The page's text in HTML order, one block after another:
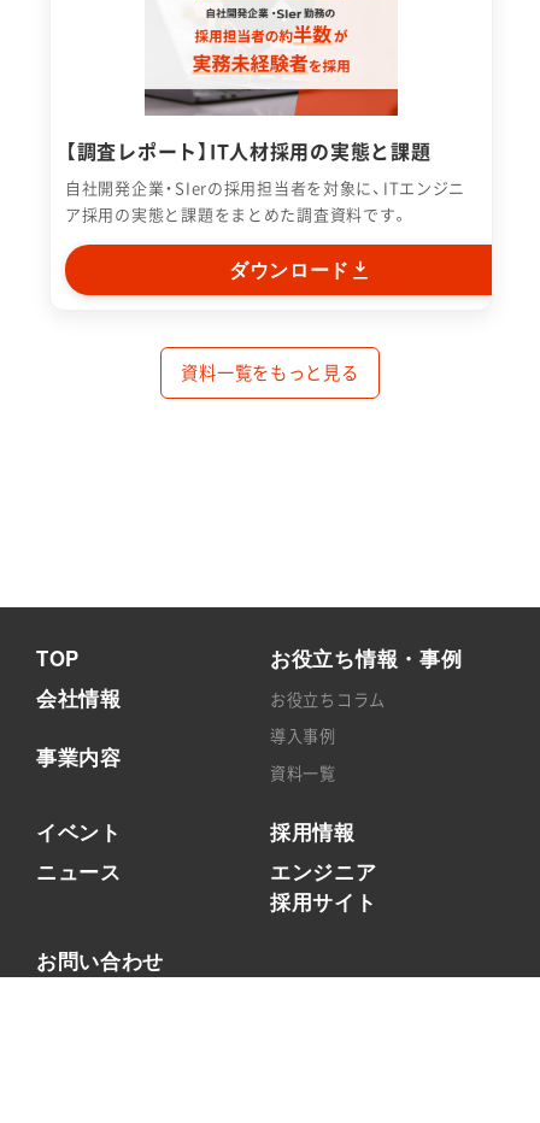
【調査レポート】IT人材採用の実態と課題
自社開発企業・SIerの採用担当者を対象に、ITエンジニ
ア採用の実態と課題をまとめた調査資料です。
ダウンロード
資料一覧をもっと見る
TOP
会社情報
事業内容
お役立ち情報・事例
お役立ちコラム
導入事例
資料一覧
イベント
ニュース
採用情報
エンジニア
採用サイト
お問い合わせ